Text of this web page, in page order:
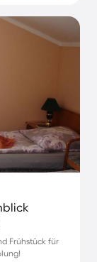
Frühstück für